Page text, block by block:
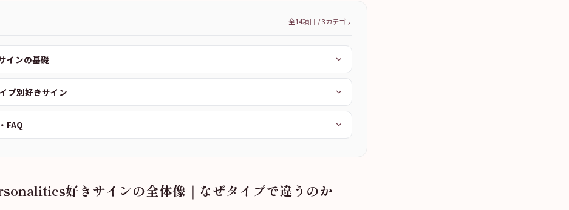
全14項目 /3カテゴリ
インの基礎
プ別好きサイン
FAQ
好きサインの全体像｜なぜタイプで違うのか